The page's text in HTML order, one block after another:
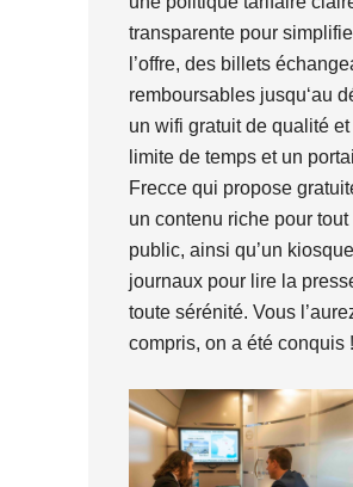
transparente pour
l’offre, des billets
remboursables jusqu‘au
un wifi gratuit de qualité
limite de temps et un portail
Frecce qui propose
un contenu riche pour tout
public, ainsi qu’un
journaux pour lire la
toute sérénité. Vous
compris, on a été conquis !